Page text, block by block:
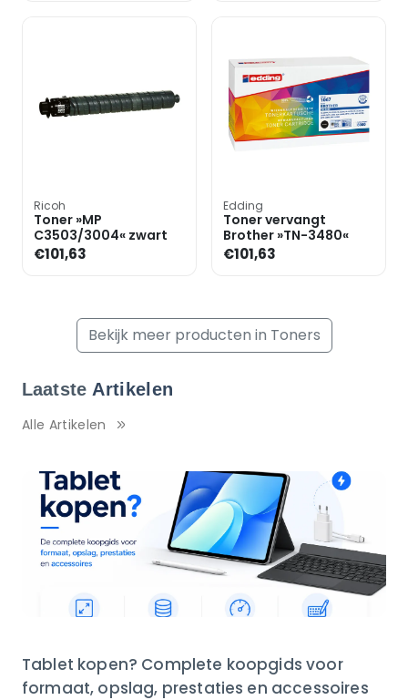
Ricoh
Toner »MP
C3503/3004« zwart
€101,63
Edding
Toner vervangt
Brother »TN-3480«
€101,63
Bekijk meer producten in Toners
Laatste Artikelen
Alle Artikelen
Tablet kopen? Complete koopgids voor
formaat, opslag, prestaties en accessoires